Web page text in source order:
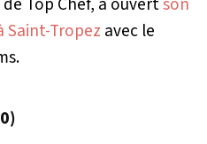
Tropez avec le
0)